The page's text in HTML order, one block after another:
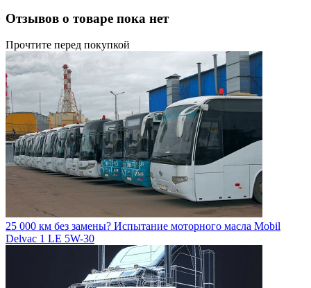
Отзывов о товаре пока нет
Прочтите перед покупкой
25 000 км без замены? Испытание моторного масла Mobil
Delvac 1 LE 5W-30